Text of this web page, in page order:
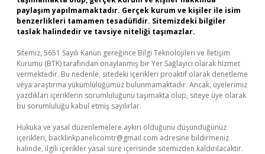
paylaşım yapılmamaktadır. Gerçek kurum ve kişiler ile isim
benzerlikleri tamamen tesadüfidir. Sitemizdeki bilgiler
taslak halindedir ve tavsiye niteliği taşımazlar.
Sitemiz, 5651 Sayılı Kanun gereğince Bilgi Teknolojileri ve İletişim
Kurumu (BTK) tarafından onaylanmış bir Yer Sağlayıcı olarak hizmet
vermektedir. Bu nedenle, sitedeki içerikleri proaktif olarak denetleme
veya araştırma yükümlülüğümüz bulunmamaktadır. Ancak, üyelerimiz
yazdıkları içeriklerin sorumluluğunu taşımakta olup, siteye üye olarak
bu sorumluluğu kabul etmiş sayılırlar.
Hukuka ve yasal düzenlemelere aykırı olduğunu düşündüğünüz
içerikleri, backlinkpanelicomtr@gmail.com adresine bildirmeniz
halinde, ilgili içerikler yasal süre içerisinde sitemizden kaldırılacaktır.